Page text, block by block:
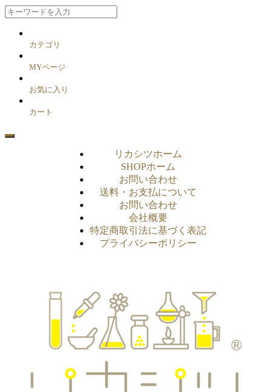
カテゴリ
MYページ
お気に入り
カート
リカシツホーム
SHOPホーム
お問い合わせ
送料・お支払について
お問い合わせ
会社概要
特定商取引法に基づく表記
プライバシーポリシー